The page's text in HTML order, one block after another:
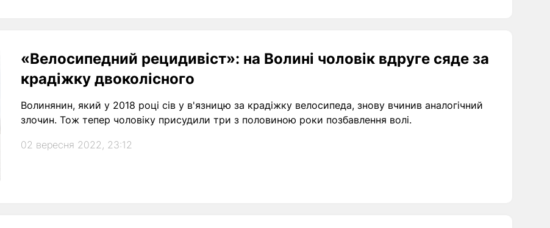
«Велосипедний рецидивіст»: на Волині чоловік вдруге сяде за
крадіжку двоколісного
Волинянин, який у 2018 році сів у в'язницю за крадіжку велосипеда, знову вчинив аналогічний
злочин. Тож тепер чоловіку присудили три з половиною роки позбавлення волі.
02 вересня 2022, 23:12